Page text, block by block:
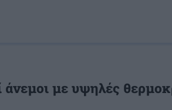
άνεμοι με υψηλές